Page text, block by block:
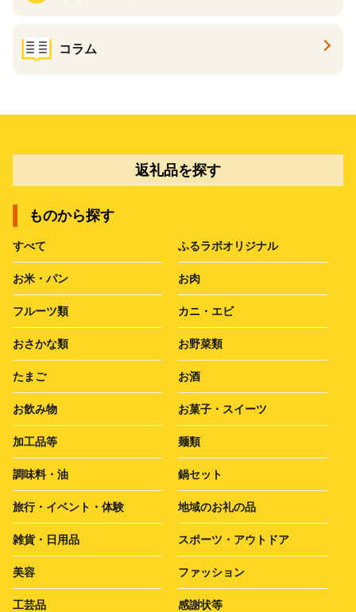
コラム
返礼品を探す
ものから探す
すべて ふるラボオリジナル
お米・パン お肉
フルーツ類 カニ・エビ
おさかな類 お野菜類
たまご お酒
お飲み物 お菓子・スイーツ
加工品等 麺類
調味料・油 鍋セット
旅行・イベント・体験 地域のお礼の品
雑貨・日用品 スポーツ・アウトドア
美容 ファッション
工芸品 感謝状等